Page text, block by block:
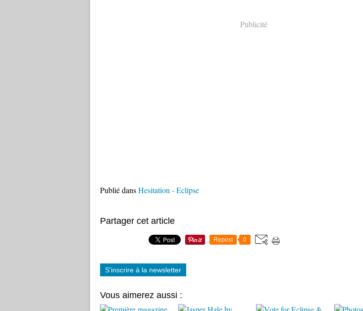
Publicité
Publié dansHesitation - Eclipse
Partager cet article
Repost 0
S'inscrire à la newsletter
Vous aimerez aussi :